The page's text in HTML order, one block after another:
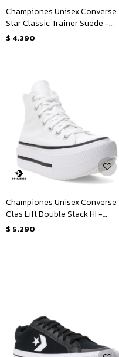
Championes Unisex
Star Classic Trainer Suede -
Negro
$ 4.390
Championes Unisex Converse
Ctas Lift Double Stack HI -
Blanco - Negro
$ 5.290